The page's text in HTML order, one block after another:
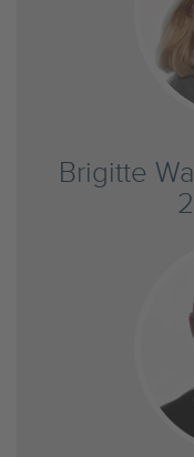
Brigitte